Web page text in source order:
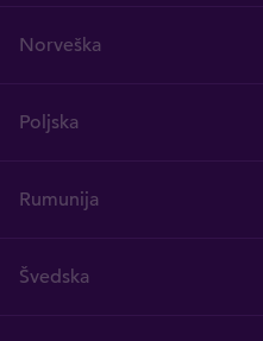
Norveška
Poljska
Rumunija
Švedska